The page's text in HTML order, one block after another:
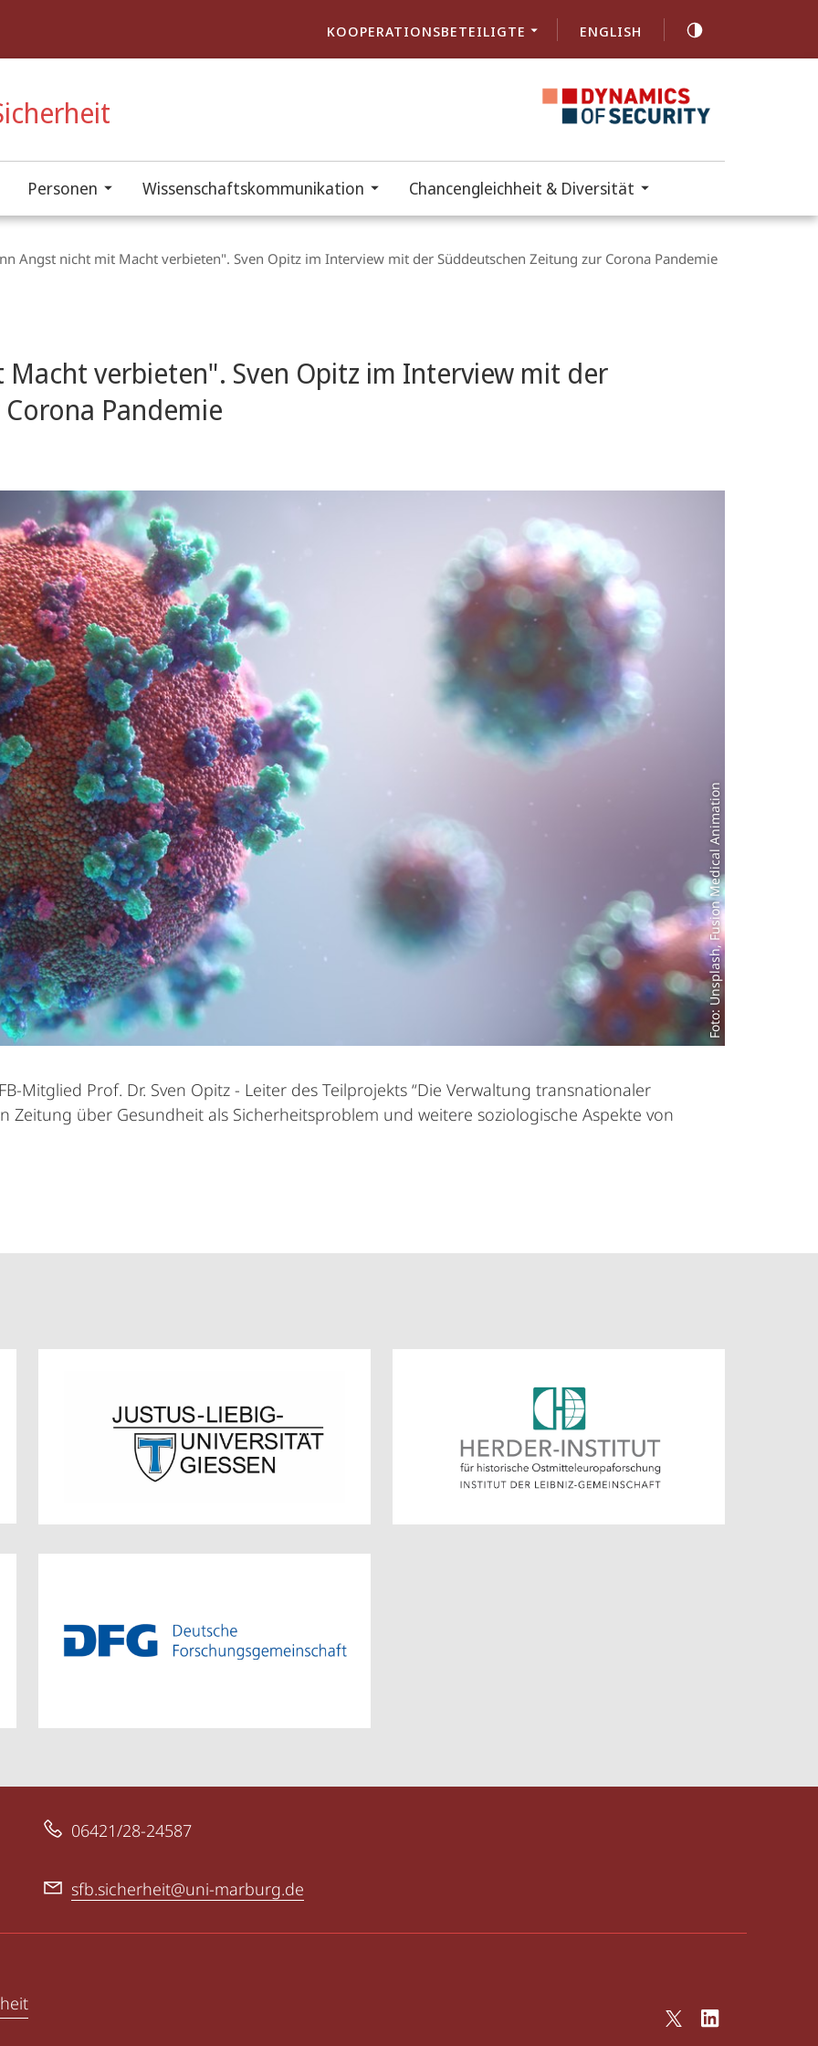
KOOPERATIONSBETEILIGTE ENGLISH
Personen Wissenschaftskommunikation Chancengleichheit & Diversität
Angst nicht mit Macht verbieten". Sven Opitz im Interview mit der Süddeutschen Zeitung zur Corona Pandemie
verbieten". Sven Opitz im Interview mit der
Pandemie
Foto: Unsplash, Fusion Medical Animation
Mitglied Prof. Dr. Sven Opitz - Leiter des Teilprojekts “Die Verwaltung transnationaler
Zeitung über Gesundheit als Sicherheitsproblem und weitere soziologische Aspekte von
06421/28-24587
sfb.sicherheit@uni-marburg.de